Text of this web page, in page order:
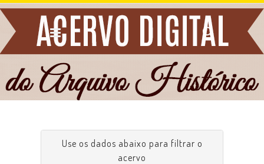
Use os dados abaixo para filtrar o
acervo